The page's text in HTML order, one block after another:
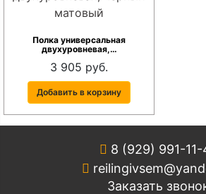
Полка универсальная
двухуровневая,…
3 905 руб.
Добавить в корзину
8 (929) 991-11-
Заказать